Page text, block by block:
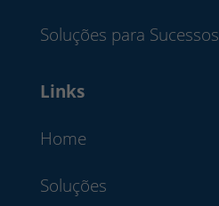
Soluções para Sucessos
Links
Home
Soluções